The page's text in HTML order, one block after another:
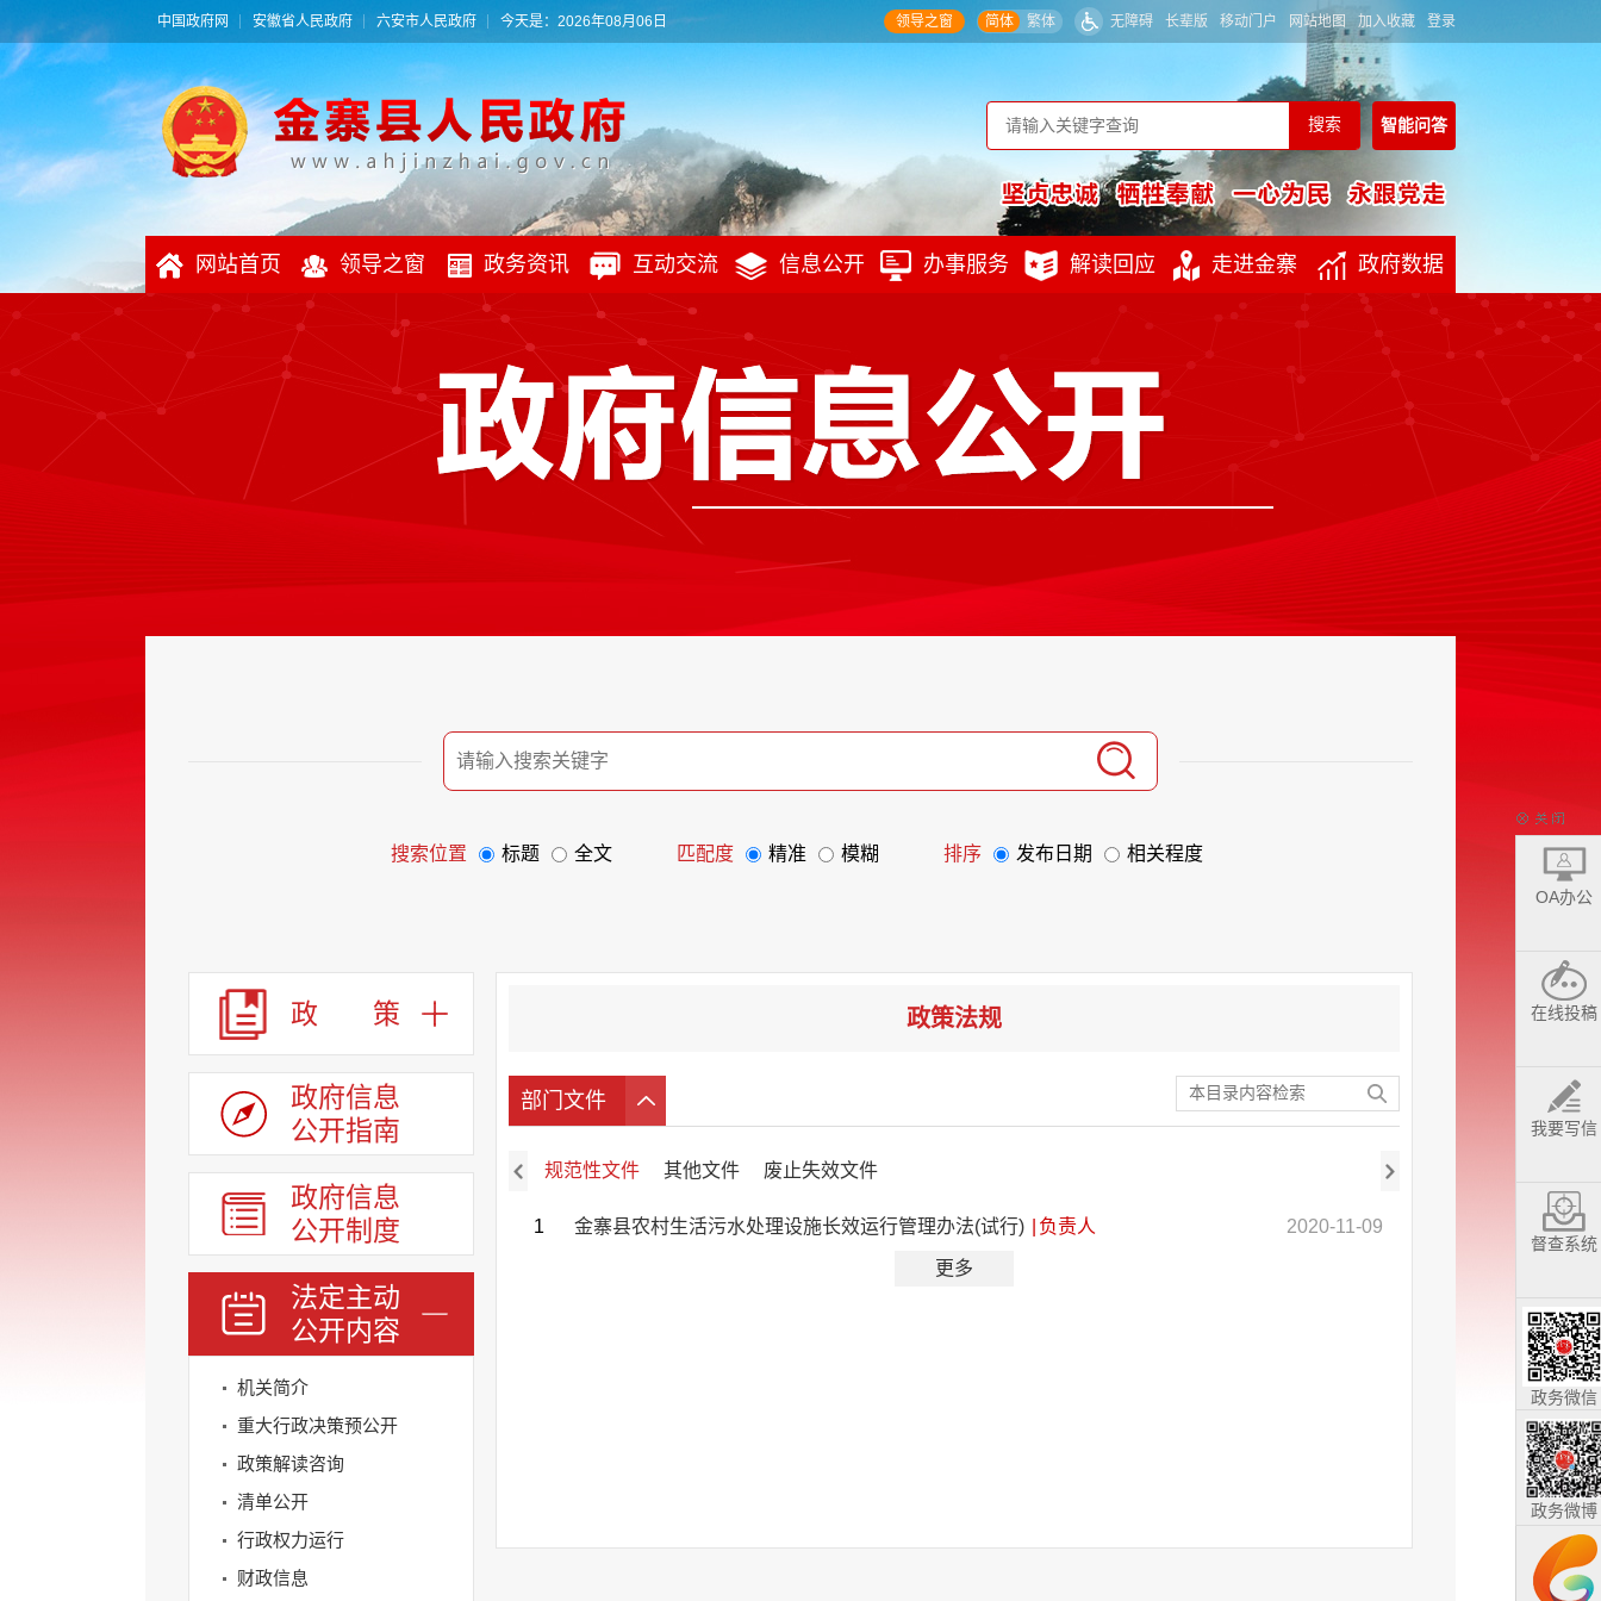
中国政府网 安徽省人民政府 六安市人民政府 今天是：2026年08月06日 领导之窗 简体 繁体 无障碍 长辈版 移动门户 网站地图 加入收藏 登录
智能问答
网站首页 领导之窗 政务资讯 互动交流 信息公开 办事服务 解读回应 走进金寨 政府数据
搜索位置 标题 全文 匹配度 精准 模糊 排序 发布日期 相关程度
政 策
政府信息
公开指南
政府信息
公开制度
法定主动
公开内容
机关简介
重大行政决策预公开
政策解读咨询
清单公开
行政权力运行
财政信息
政策法规
部门文件
规范性文件 其他文件 废止失效文件
1 金寨县农村生活污水处理设施长效运行管理办法(试行) 负责人 2020-11-09
更多
OA办公
在线投稿
我要写信
督查系统
政务微信
政务微博